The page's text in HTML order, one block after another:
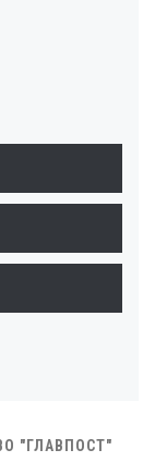
"ГЛАВПОСТ"